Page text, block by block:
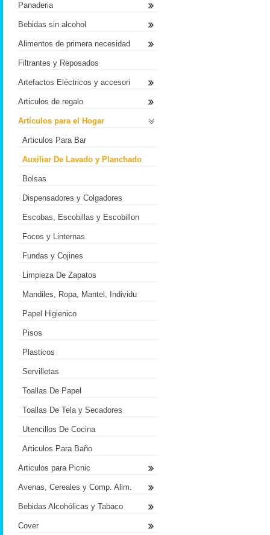
Panaderia
Bebidas sin alcohol
Alimentos de primera necesidad
Filtrantes y Reposados
Artefactos Eléctricos y accesori
Articulos de regalo
Artículos para el Hogar
Articulos Para Bar
Auxiliar De Lavado y Planchado
Bolsas
Dispensadores y Colgadores
Escobas, Escobillas y Escobillon
Focos y Linternas
Fundas y Cojines
Limpieza De Zapatos
Mandiles, Ropa, Mantel, Individu
Papel Higienico
Pisos
Plasticos
Servilletas
Toallas De Papel
Toallas De Tela y Secadores
Utencillos De Cocina
Articulos Para Baño
Articulos para Picnic
Avenas, Cereales y Comp. Alim.
Bebidas Alcohólicas y Tabaco
Cover